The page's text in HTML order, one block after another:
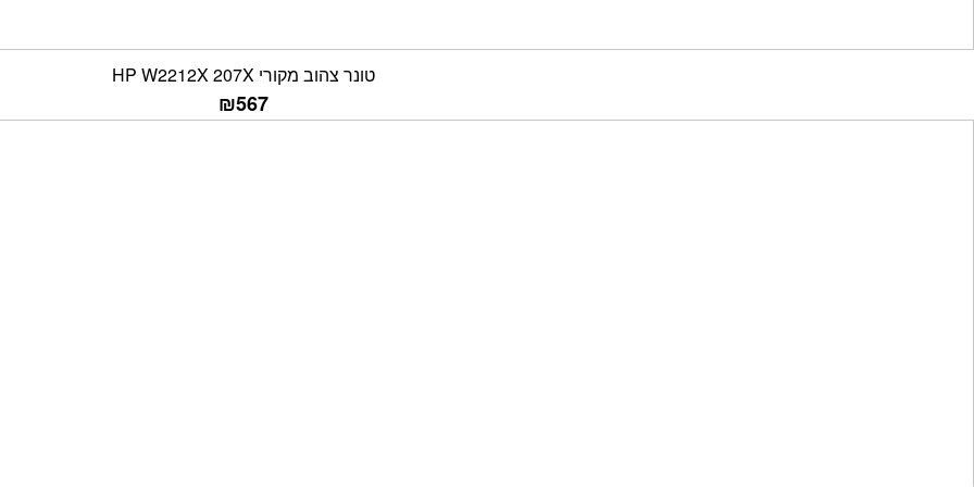
טונר צהוב מקורי HP W2212X 207X
₪567